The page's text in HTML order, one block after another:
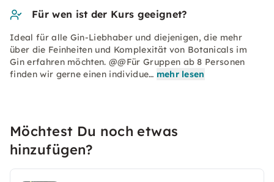
Für wen ist der Kurs geeignet?
Ideal für alle Gin-Liebhaber und diejenigen, die mehr
über die Feinheiten und Komplexität von Botanicals im
Gin erfahren möchten. @@Für Gruppen ab 8 Personen
finden wir gerne einen individue… mehr lesen
Möchtest Du noch etwas
hinzufügen?